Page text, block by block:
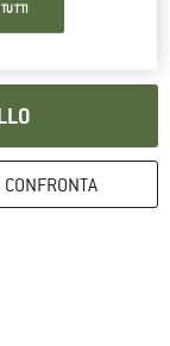
in una casella
CONFRONTA
di recesso qui